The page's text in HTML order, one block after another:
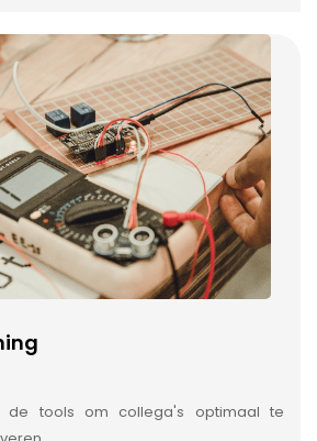
de tools om collega's optimaal te